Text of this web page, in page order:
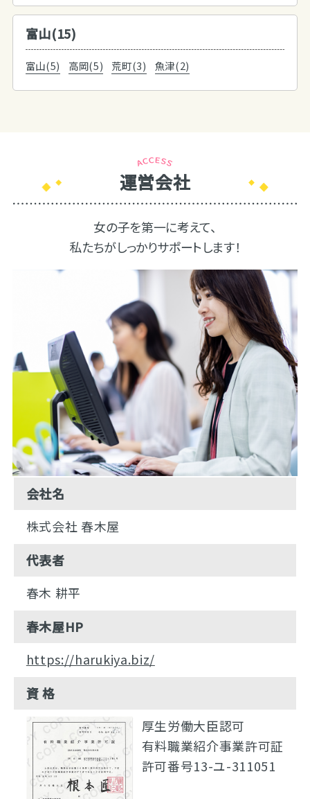
富山(15)
富山(5) 高岡(5) 荒町(3) 魚津(2)
運営会社
女の子を第一に考えて、
私たちがしっかりサポートします！
会社名
株式会社 春木屋
代表者
春木 耕平
春木屋HP
https://harukiya.biz/
資 格
厚生労働大臣認可
有料職業紹介事業許可証
許可番号13-ユ-311051